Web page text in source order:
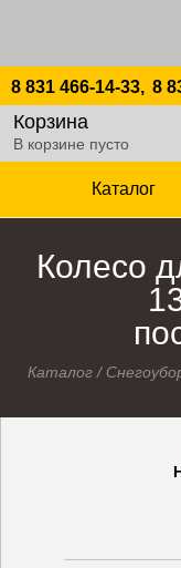
8 831 466-14-33, 8
Корзина
В корзине пусто
Каталог
Колесо
Каталог/